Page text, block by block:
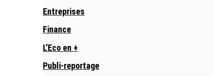
Entreprises
Finance
L’Eco en +
Publi-reportage